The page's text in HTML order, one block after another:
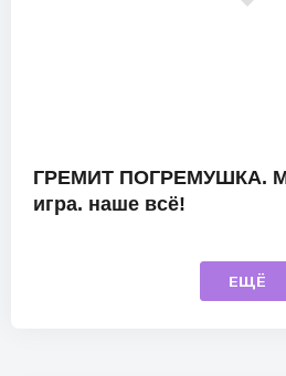
ГРЕМИТ ПОГРЕМУШКА.
игра. наше всё!
ЕЩЁ